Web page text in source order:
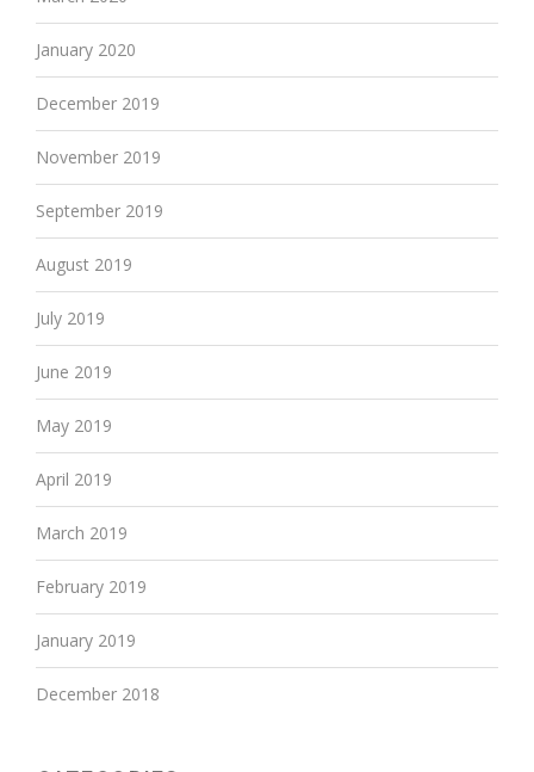
January 2020
December 2019
November 2019
September 2019
August 2019
July 2019
June 2019
May 2019
April 2019
March 2019
February 2019
January 2019
December 2018